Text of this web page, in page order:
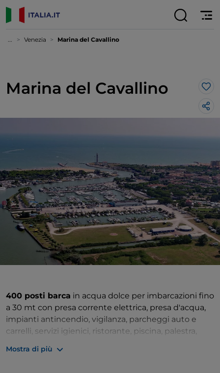
... Venezia Marina del Cavallino
Marina del Cavallino
400 posti barca in acqua dolce per imbarcazioni fino
a 30 mt con presa corrente elettrica, presa d'acqua,
impianti antincendio, vigilanza, parcheggi auto e
carrelli, servizi igienici, ristorante, piscina, palestra,
accessori nautici, distributore di carburante,
Mostra di più